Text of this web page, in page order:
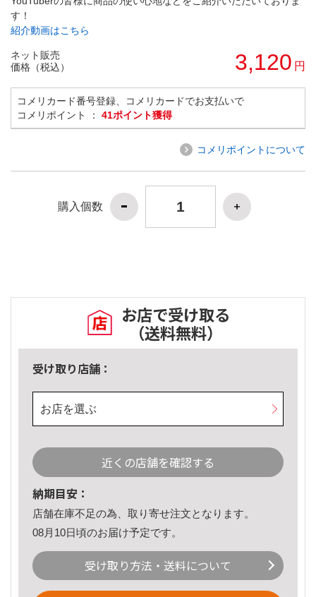
す！
紹介動画はこちら
ネット販売
価格（税込）
3,120 円
コメリカード番号登録、コメリカードでお支払いで
コメリポイント ： 41ポイント獲得
コメリポイントについて
購入個数
お店で受け取る
（送料無料）
受け取り店舗：
お店を選ぶ
近くの店舗を確認する
納期目安：
店舗在庫不足の為、取り寄せ注文となります。
08月10日頃のお届け予定です。
受け取り方法・送料について